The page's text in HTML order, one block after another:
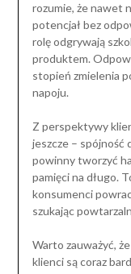
rozumie, że nawet
potencjał bez
rolę odgrywają
produktem.
stopień zmielenia
napoju.
Z perspektywy
jeszcze – spójność
powinny tworzyć
pamięci na długo.
konsumenci
szukając
Warto zauważyć,
klienci są coraz